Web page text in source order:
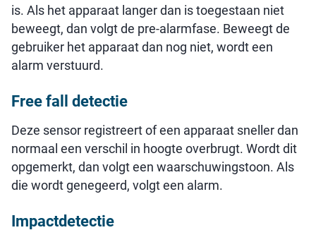
is. Als het apparaat langer dan is toegestaan niet
beweegt, dan volgt de pre-alarmfase. Beweegt de
gebruiker het apparaat dan nog niet, wordt een
alarm verstuurd.
Free fall detectie
Deze sensor registreert of een apparaat sneller dan
normaal een verschil in hoogte overbrugt. Wordt dit
opgemerkt, dan volgt een waarschuwingstoon. Als
die wordt genegeerd, volgt een alarm.
Impactdetectie